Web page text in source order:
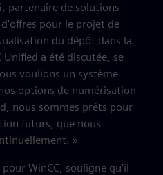
partenaire de solutions
pour le projet de
du dépôt dans la
Unified a été discutée, se
voulions un système
options de numérisation
nous sommes prêts pour
futurs, que nous
»
WinCC, souligne qu'il